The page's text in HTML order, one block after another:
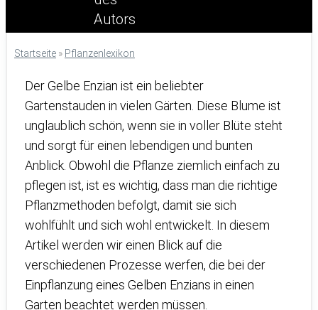
Startseite » Pflanzenlexikon
Der Gelbe Enzian ist ein beliebter
Gartenstauden in vielen Gärten. Diese Blume ist
unglaublich schön, wenn sie in voller Blüte steht
und sorgt für einen lebendigen und bunten
Anblick. Obwohl die Pflanze ziemlich einfach zu
pflegen ist, ist es wichtig, dass man die richtige
Pflanzmethoden befolgt, damit sie sich
wohlfühlt und sich wohl entwickelt. In diesem
Artikel werden wir einen Blick auf die
verschiedenen Prozesse werfen, die bei der
Einpflanzung eines Gelben Enzians in einen
Garten beachtet werden müssen.